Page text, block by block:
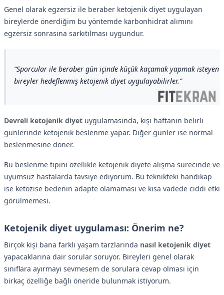
Genel olarak egzersiz ile beraber ketojenik diyet uygulayan
bireylerde önerdiğim bu yöntemde karbonhidrat alımını
egzersiz sonrasına sarkıtılması uygundur.
Sporcular ile beraber gün içinde küçük kaçamak yapmak isteyen
bireyler hedeflenmiş ketojenik diyet uygulayabilirler.
Devreli ketojenik diyet uygulamasında, kişi haftanın belirli
günlerinde ketojenik beslenme yapar. Diğer günler ise normal
beslenmesine döner.
Bu beslenme tipini özellikle ketojenik diyete alışma sürecinde ve
uyumsuz hastalarda tavsiye ediyorum. Bu teknikteki handikap
ise ketozise bedenin adapte olamaması ve kısa vadede ciddi etki
görülmemesi.
Ketojenik diyet uygulaması: Önerim ne?
Birçok kişi bana farklı yaşam tarzlarında nasıl ketojenik diyet
yapacaklarına dair sorular soruyor. Bireyleri genel olarak
sınıflara ayırmayı sevmesem de sorulara cevap olması için
birkaç özelliğe bağlı öneride bulunmak istiyorum.